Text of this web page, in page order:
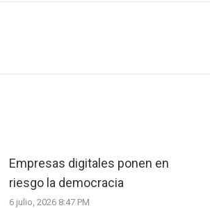
Empresas digitales ponen en
riesgo la democracia
6 julio, 2026 8:47 PM